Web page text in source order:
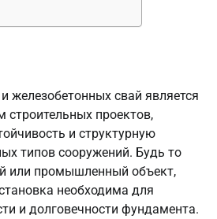
железобетонных свай является
проектов,
и структурную
типов сооружений. Будь то
или промышленный объект,
необходима для
и долговечности фундамента.